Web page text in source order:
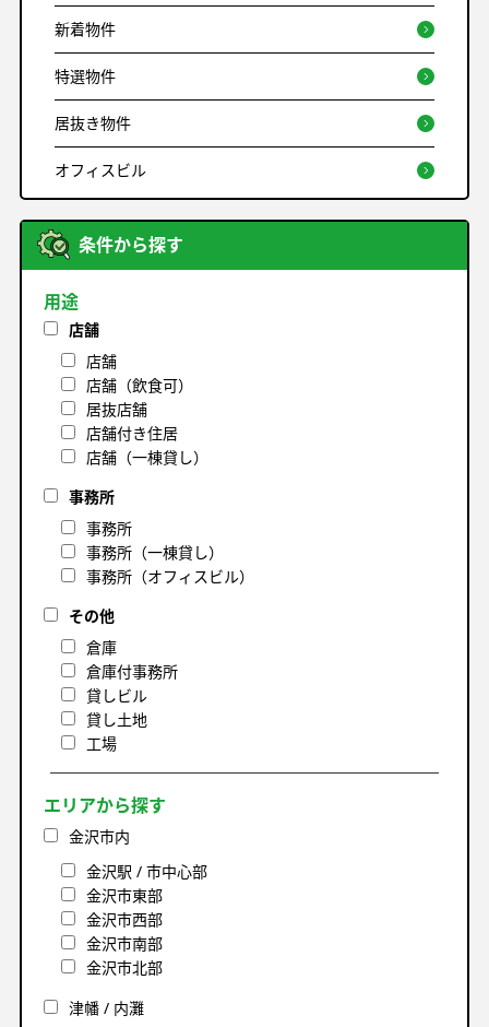
新着物件
特選物件
居抜き物件
オフィスビル
条件から探す
用途
店舗
店舗
店舗（飲食可）
居抜店舗
店舗付き住居
店舗（一棟貸し）
事務所
事務所
事務所（一棟貸し）
事務所（オフィスビル）
その他
倉庫
倉庫付事務所
貸しビル
貸し土地
工場
エリアから探す
金沢市内
金沢駅 / 市中心部
金沢市東部
金沢市西部
金沢市南部
金沢市北部
津幡 / 内灘